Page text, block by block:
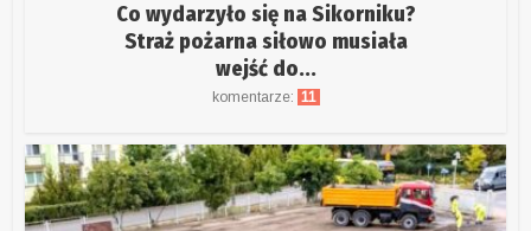
Co wydarzyło się na Sikorniku?
Straż pożarna siłowo musiała
wejść do...
komentarze: 11